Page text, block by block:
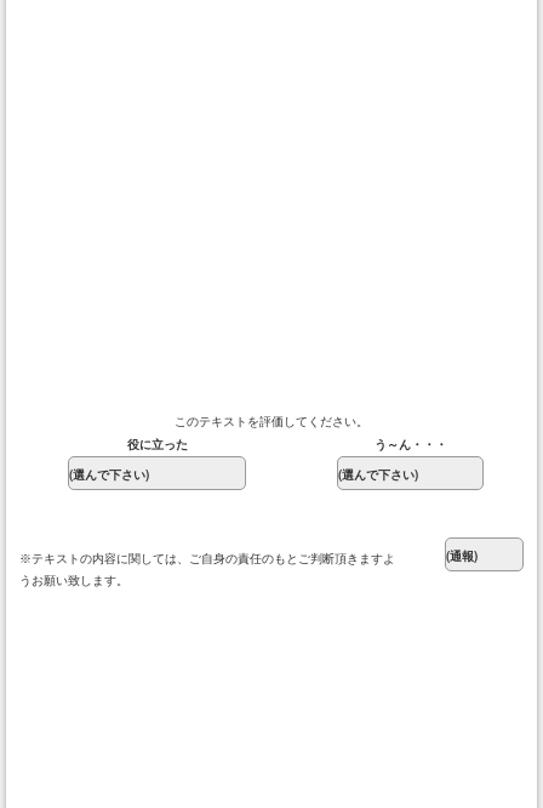
このテキストを評価してください。
役に立った
う～ん・・・
※テキストの内容に関しては、ご自身の責任のもとご判断頂きますよ
うお願い致します。